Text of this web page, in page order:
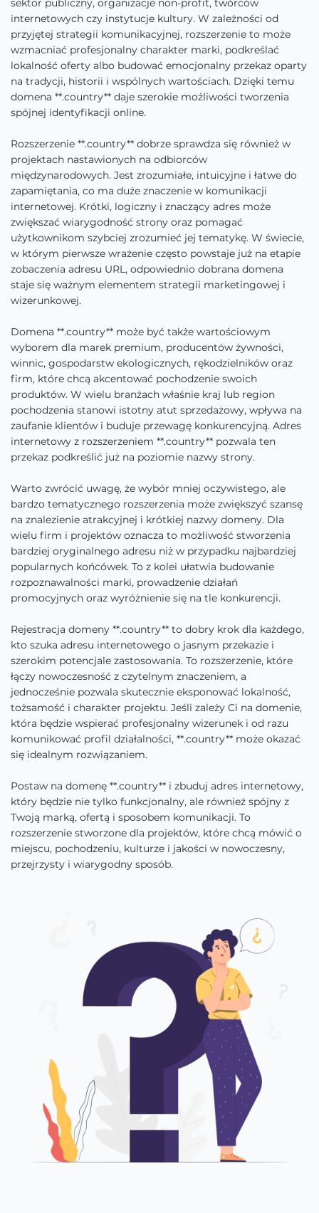
sektor publiczny, organizacje non-profit, twórców
internetowych czy instytucje kultury. W zależności od
przyjętej strategii komunikacyjnej, rozszerzenie to może
wzmacniać profesjonalny charakter marki, podkreślać
lokalność oferty albo budować emocjonalny przekaz oparty
na tradycji, historii i wspólnych wartościach. Dzięki temu
domena **.country** daje szerokie możliwości tworzenia
spójnej identyfikacji online.
Rozszerzenie **.country** dobrze sprawdza się również w
projektach nastawionych na odbiorców
międzynarodowych. Jest zrozumiałe, intuicyjne i łatwe do
zapamiętania, co ma duże znaczenie w komunikacji
internetowej. Krótki, logiczny i znaczący adres może
zwiększać wiarygodność strony oraz pomagać
użytkownikom szybciej zrozumieć jej tematykę. W świecie,
w którym pierwsze wrażenie często powstaje już na etapie
zobaczenia adresu URL, odpowiednio dobrana domena
staje się ważnym elementem strategii marketingowej i
wizerunkowej.
Domena **.country** może być także wartościowym
wyborem dla marek premium, producentów żywności,
winnic, gospodarstw ekologicznych, rękodzielników oraz
firm, które chcą akcentować pochodzenie swoich
produktów. W wielu branżach właśnie kraj lub region
pochodzenia stanowi istotny atut sprzedażowy, wpływa na
zaufanie klientów i buduje przewagę konkurencyjną. Adres
internetowy z rozszerzeniem **.country** pozwala ten
przekaz podkreślić już na poziomie nazwy strony.
Warto zwrócić uwagę, że wybór mniej oczywistego, ale
bardzo tematycznego rozszerzenia może zwiększyć szansę
na znalezienie atrakcyjnej i krótkiej nazwy domeny. Dla
wielu firm i projektów oznacza to możliwość stworzenia
bardziej oryginalnego adresu niż w przypadku najbardziej
popularnych końcówek. To z kolei ułatwia budowanie
rozpoznawalności marki, prowadzenie działań
promocyjnych oraz wyróżnienie się na tle konkurencji.
Rejestracja domeny **.country** to dobry krok dla każdego,
kto szuka adresu internetowego o jasnym przekazie i
szerokim potencjale zastosowania. To rozszerzenie, które
łączy nowoczesność z czytelnym znaczeniem, a
jednocześnie pozwala skutecznie eksponować lokalność,
tożsamość i charakter projektu. Jeśli zależy Ci na domenie,
która będzie wspierać profesjonalny wizerunek i od razu
komunikować profil działalności, **.country** może okazać
się idealnym rozwiązaniem.
Postaw na domenę **.country** i zbuduj adres internetowy,
który będzie nie tylko funkcjonalny, ale również spójny z
Twoją marką, ofertą i sposobem komunikacji. To
rozszerzenie stworzone dla projektów, które chcą mówić o
miejscu, pochodzeniu, kulturze i jakości w nowoczesny,
przejrzysty i wiarygodny sposób.